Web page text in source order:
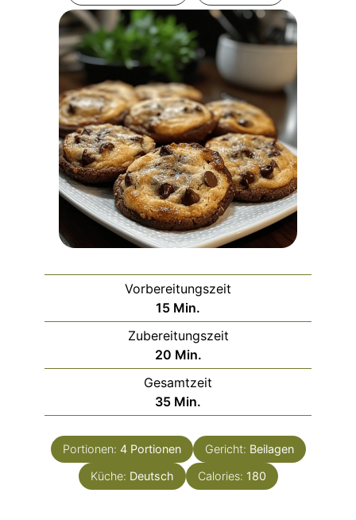
Vorbereitungszeit
15Minuten
Min.
Zubereitungszeit
20Minuten
Min.
Gesamtzeit
35Minuten
Min.
Portionen: 4 Portionen Gericht: Beilagen
Küche: Deutsch Calories: 180